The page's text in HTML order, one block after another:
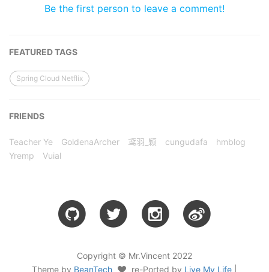
Be the first person to leave a comment!
FEATURED TAGS
Spring Cloud Netflix
FRIENDS
Teacher Ye GoldenaArcher 鸢羽_颖 cungudafa
hmblog
Yremp
Vuial
Copyright © Mr.Vincent 2022
Theme by BeanTech re-Ported by Live My Life